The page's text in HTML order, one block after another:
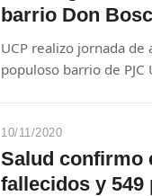
barrio Don
UCP realizo jornada de
populoso barrio de PJC Una jornada marcada por un clima
Paraguay realizo
promoción de la salud
Fomento de la
10/11/2020
Salud confirmo
fallecidos y 549